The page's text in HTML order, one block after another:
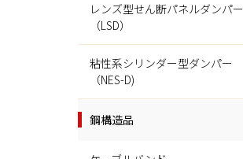
素形材その他
金型
ステンレス
レンズ型せん断パネルダンパー
（LSD）
粘性系シリンダー型ダンパー
（NES-D)
鋼構造品